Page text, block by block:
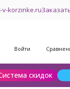
v-korzinke.ru
Войти
скидок
для валяния